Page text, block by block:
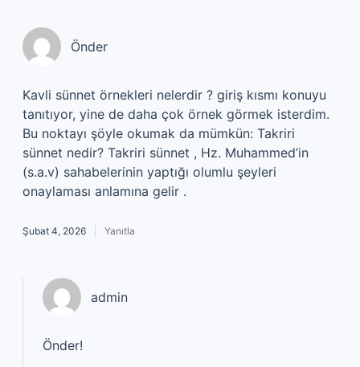
Önder
Kavli sünnet örnekleri nelerdir ? giriş kısmı konuyu
tanıtıyor, yine de daha çok örnek görmek isterdim.
Bu noktayı şöyle okumak da mümkün: Takriri
sünnet nedir? Takriri sünnet , Hz. Muhammed’in
(s.a.v) sahabelerinin yaptığı olumlu şeyleri
onaylaması anlamına gelir .
Şubat 4, 2026 Yanıtla
admin
Önder!